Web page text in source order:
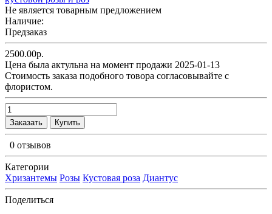
Не является товарным предложением
Наличие:
Предзаказ
2500.00р.
Цена была актульна на момент продажи 2025-01-13
Cтоимость заказа подобного товора согласовывайте с
флористом.
Заказать Купить
0 отзывов
Категории
Хризантемы Розы Кустовая роза Диантус
Поделиться